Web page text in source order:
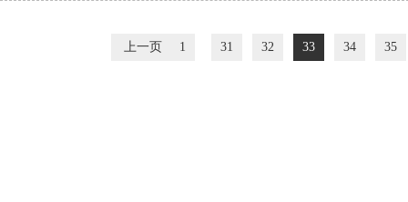
上一页 1 31 32 33 34 35